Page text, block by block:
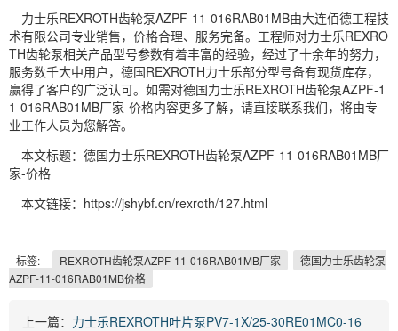
力士乐REXROTH齿轮泵AZPF-11-016RAB01MB由大连佰德工程技
术有限公司专业销售，价格合理、服务完备。工程师对力士乐REXRO
TH齿轮泵相关产品型号参数有着丰富的经验，经过了十余年的努力，
服务数千大中用户，德国REXROTH力士乐部分型号备有现货库存，
赢得了客户的广泛认可。如需对德国力士乐REXROTH齿轮泵AZPF-1
1-016RAB01MB厂家-价格内容更多了解，请直接联系我们，将由专
业工作人员为您解答。
本文标题：德国力士乐REXROTH齿轮泵AZPF-11-016RAB01MB厂
家-价格
本文链接：https://jshybf.cn/rexroth/127.html
标签: REXROTH齿轮泵AZPF-11-016RAB01MB厂家
德国力士乐齿轮泵
AZPF-11-016RAB01MB价格
上一篇： 力士乐REXROTH叶片泵PV7-1X/25-30RE01MC0-16